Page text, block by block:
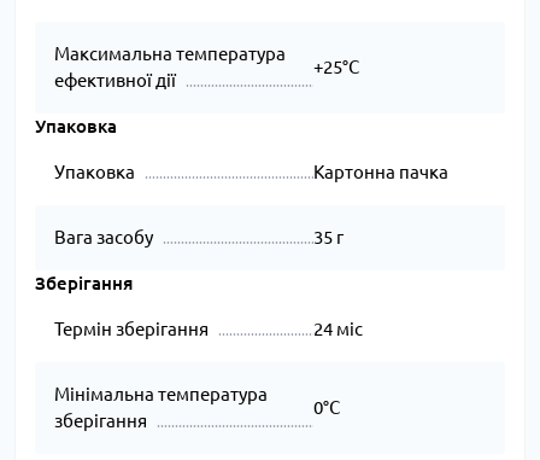
Максимальна температура
ефективної дії
+25°С
Упаковка
Упаковка Картонна пачка
Вага засобу 35 г
Зберігання
Термін зберігання 24 міс
Мінімальна температура
зберігання
0°С